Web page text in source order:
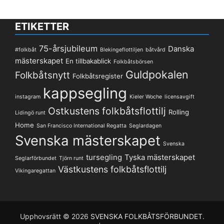
ETIKETTER
#folkbåt 75-årsjubileum Blekingeflottiljen båtvård Danska
mästerskapet En tillbakablick Folkbåtsbörsen
Folkbåtsnytt Folkbåtsregister Guldpokalen
instagram kappsegling Kieler Woche licensavgift
Lidingö runt Ostkustens folkbåtsflottilj Rolling
Home San Francisco International Regatta Seglardagen
Svenska mästerskapet Svenska
Seglarförbundet Tjörn runt tursegling Tyska mästerskapet
Vikingaregattan Västkustens folkbåtsflottilj
Upphovsrätt © 2026 SVENSKA FOLKBÅTSFÖRBUNDET.